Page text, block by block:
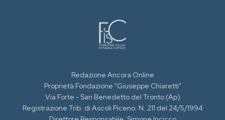
Redazione Ancora Online
Proprietà Fondazione "Giuseppe Chiaretti"
Via Forte - San Benedetto del Tronto (Ap)
Registrazione Trib. di Ascoli Piceno: N. 211 del 24/5/1994